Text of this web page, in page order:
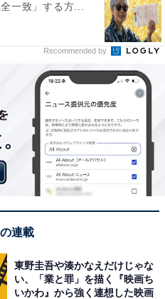
インで、アプリの起動や
足です
を滑らかに楽しみたい人
能な1台を探している人に
うです。
一致」する方...
Recommended by
連載
東野圭吾や湊かなえだけじゃな
い、「業と罪」を描く『映画ち
いかわ』から強く連想した映画